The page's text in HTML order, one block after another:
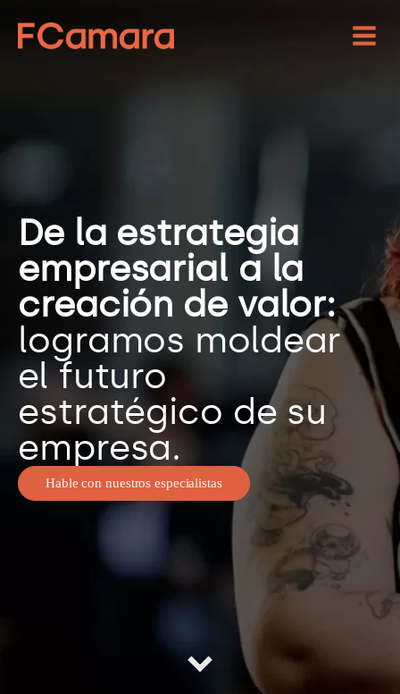
De la estrategia
empresarial a la
creación de valor:
logramos moldear
el futuro
estratégico de su
empresa.
Hable con nuestros especialistas